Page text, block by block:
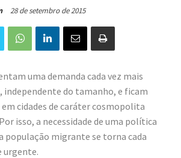
28 de setembro de 2015
uma demanda cada vez mais
independente do tamanho, e ficam
cidades de caráter cosmopolita
isso, a necessidade de uma política
população migrante se torna cada
urgente.